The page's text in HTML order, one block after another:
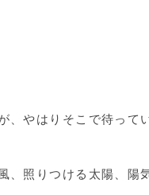
、やはりそこで待って
、照りつける太陽、陽